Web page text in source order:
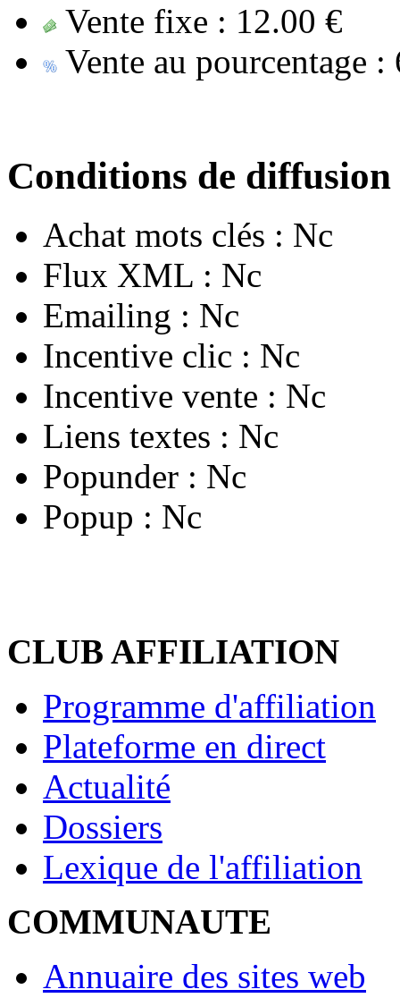
Vente fixe : 12.00 €
Vente au pourcentage :
Conditions de diffusion
Achat mots clés : Nc
Flux XML : Nc
Emailing : Nc
Incentive clic : Nc
Incentive vente : Nc
Liens textes : Nc
Popunder : Nc
Popup : Nc
CLUB AFFILIATION
Programme d'affiliation
Plateforme en direct
Actualité
Dossiers
Lexique de l'affiliation
COMMUNAUTE
Annuaire des sites web